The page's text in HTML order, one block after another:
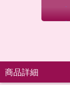
商品詳細